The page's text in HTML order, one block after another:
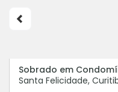
Sobrado em
Santa Felicidade,